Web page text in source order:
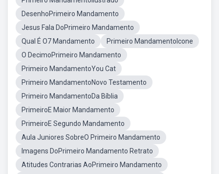
DesenhoPrimeiro Mandamento
Jesus Fala DoPrimeiro Mandamento
Qual É O7 Mandamento
Primeiro MandamentoIcone
O DecimoPrimeiro Mandamento
Primeiro MandamentoYou Cat
Primeiro MandamentoNovo Testamento
Primeiro MandamentoDa Bíblia
PrimeiroE Maior Mandamento
PrimeiroE Segundo Mandamento
Aula Juniores SobreO Primeiro Mandamento
Imagens DoPrimeiro Mandamento Retrato
Atitudes Contrarias AoPrimeiro Mandamento